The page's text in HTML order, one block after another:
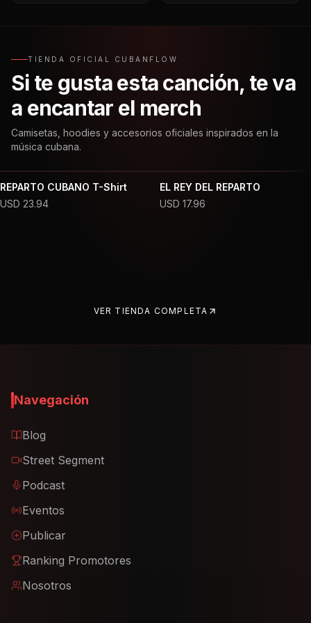
TIENDA OFICIAL CUBANFLOW
Si te gusta esta canción, te va
a encantar el merch
Camisetas, hoodies y accesorios oficiales inspirados en la
música cubana.
REPARTO CUBANO T-Shirt
USD 23.94
EL REY DEL REPARTO
USD 17.96
VER TIENDA COMPLETA
Navegación
Blog
Street Segment
Podcast
Eventos
Publicar
Ranking Promotores
Nosotros